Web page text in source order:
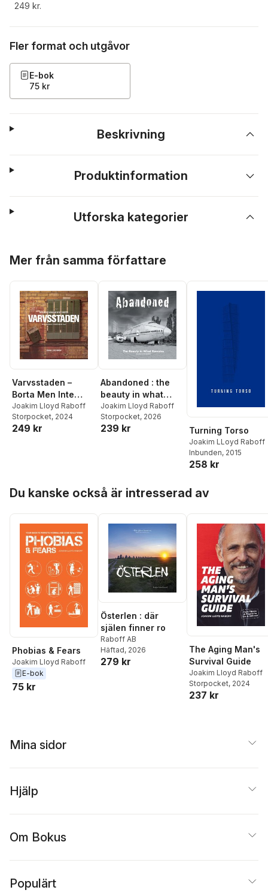
249 kr.
Fler format och utgåvor
E-bok
75 kr
Beskrivning
Produktinformation
Utforska kategorier
Mer från samma författare
Varvsstaden –
Borta Men Inte
Glömd – Malmös
Maritima Arv
Joakim Lloyd Raboff
Storpocket, 2024
249 kr
Abandoned : the
beauty in what
remains
Joakim Lloyd Raboff
Storpocket, 2026
239 kr Turning Torso
Joakim LLoyd Raboff
Inbunden, 2015
258 kr
Du kanske också är intresserad av
Phobias & Fears
Joakim Lloyd Raboff
E-bok
75 kr
Österlen : där
själen finner ro
Raboff AB
Häftad, 2026
279 kr
The Aging Man's
Survival Guide
Joakim Lloyd Raboff
Storpocket, 2024
237 kr
Mina sidor
Hjälp
Om Bokus
Populärt